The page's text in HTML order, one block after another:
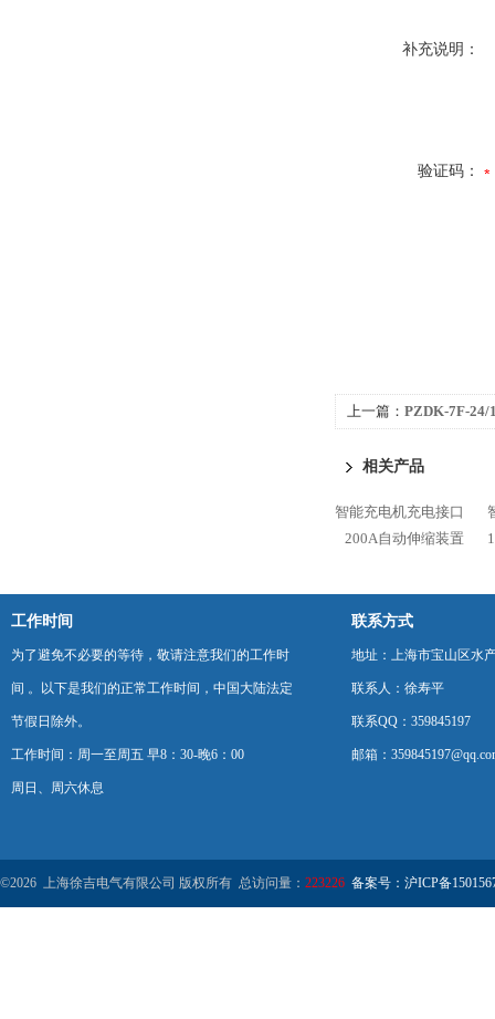
补充说明：
验证码：
上一篇： PZDK-7F-24/
相关产品
智能充电机充电接口
200A自动伸缩装置
工作时间
为了避免不必要的等待，敬请注意我们的工作时
间 。以下是我们的正常工作时间，中国大陆法定
节假日除外。
工作时间：周一至周五 早8：30-晚6：00
周日、周六休息
联系方式
地址：上海市宝山区水
联系人：徐寿平
联系QQ：359845197
邮箱：
©2026 上海徐吉电气有限公司 版权所有 总访问量： 223226 备案号：沪ICP备